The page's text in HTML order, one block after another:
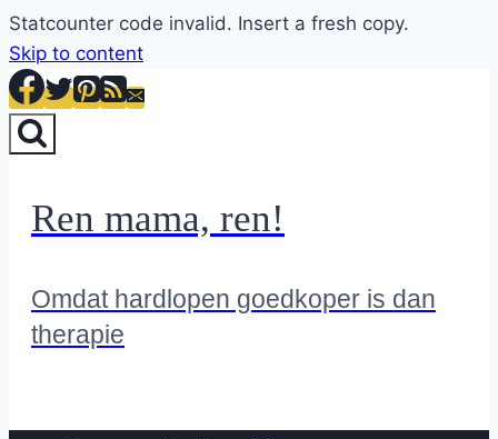
Statcounter code invalid. Insert a fresh copy.
Skip to content
Ren mama, ren!
Omdat hardlopen goedkoper is dan
therapie